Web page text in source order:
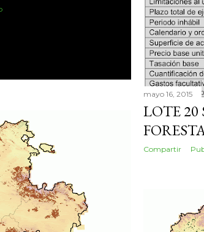
mayo 16, 2015
LOTE 20
Compartir